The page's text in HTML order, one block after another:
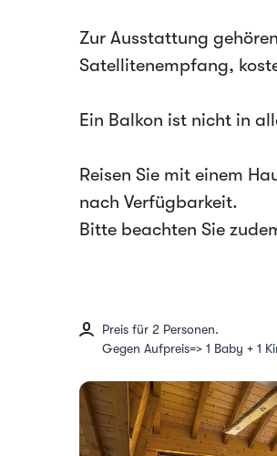
Zur Ausstattung
Satellitenempfang,
Ein Balkon ist nicht in
Reisen Sie mit einem
nach Verfügbarkeit.
Bitte beachten Sie
Preis für 2 Personen.
Gegen Aufpreis=> 1 Baby + 1